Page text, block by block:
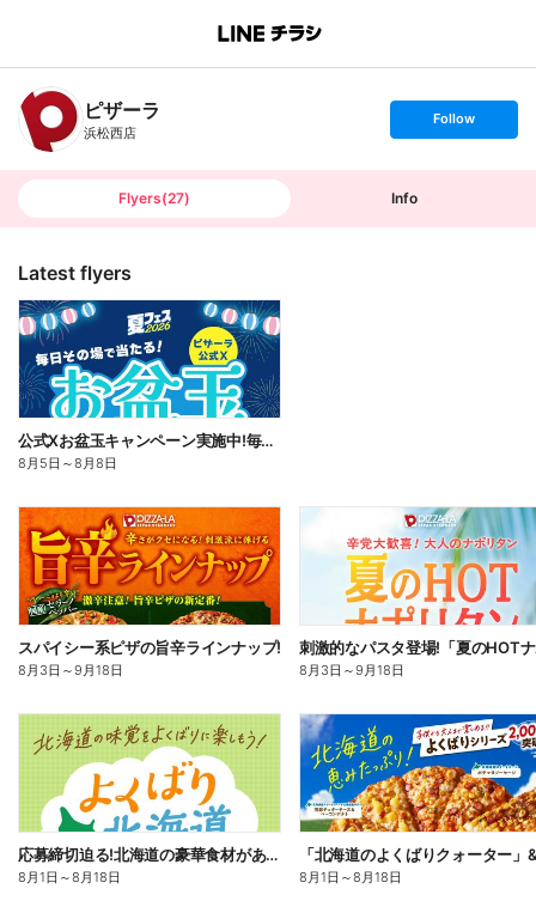
B
n
c
h
T
ピザーラ
浜松西店
s
t
o
Follow
Flyers(27) Info
Latest flyers
公式Xお盆玉キャンペーン実施中!毎日その場で2,500円分のネットクーポンがあたる!
8月5日 ～8月8日
スパイシー系ピザの旨辛ラインナップ!
8月3日 ～9月18日 8月3日 ～9月18日
応募締切迫る!北海道の豪華食材があたるプレゼントキャンペーン
8月1日 ～8月18日 8月1日 ～8月18日